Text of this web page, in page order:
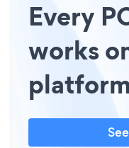
Every
works